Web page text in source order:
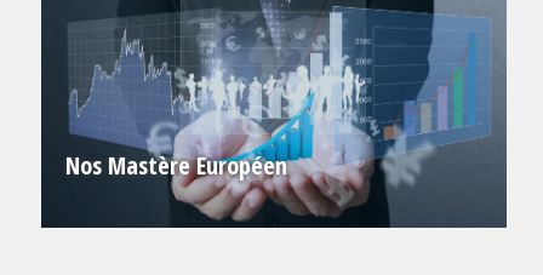
Nos Mastère Européen